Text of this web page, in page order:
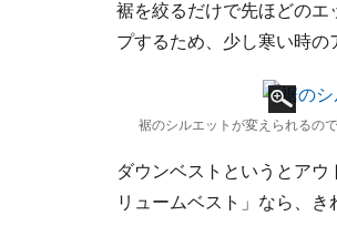
裾を絞るだけで先ほどのエ
プするため、少し寒い時の
裾のシルエットが変えられるの
ダウンベストというとア
リュームベスト」なら、